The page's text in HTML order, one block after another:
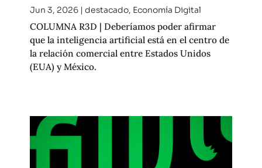
Jun 3, 2026| destacado, Economía Digital
COLUMNA R3D | Deberíamos poder afirmar
que la inteligencia artificial está en el centro de
la relación comercial entre Estados Unidos
(EUA) y México.